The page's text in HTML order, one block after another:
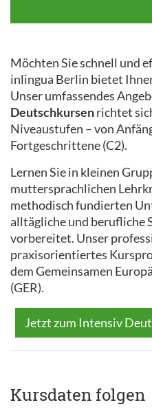
Möchten Sie schnell und
inlingua Berlin bietet
Unser umfassendes
Deutschkursenrichtet
Niveaustufen – von
Fortgeschrittene (C2).
Lernen Sie in kleinen
muttersprachlichen
methodisch fundierten
alltägliche und berufliche
vorbereitet. Unser
praxisorientiertes
dem Gemeinsamen
(GER).
Jetzt zum Intensiv
Kursdaten folgen